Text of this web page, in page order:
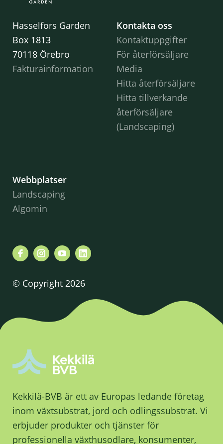
Hasselfors Garden
Box 1813
70118 Örebro
Fakturainformation
Kontakta oss
Kontaktuppgifter
För återförsäljare
Media
Hitta återförsäljare
Hitta tillverkande
återförsäljare
(Landscaping)
Webbplatser
Landscaping
Algomin
© Copyright 2026
Kekkilä-BVB är ett av Europas ledande företag
inom växtsubstrat, jord och odlingssubstrat. Vi
erbjuder produkter och tjänster för
professionella växthusodlare, konsumenter,